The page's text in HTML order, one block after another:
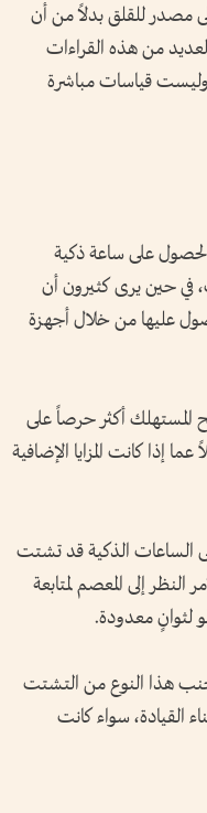
مصدر للقلق بدلاً من أن
من هذه القراءات
وليست قياسات مباشرة
على ساعة ذكية
في حين يرى كثيرون أن
عليها من خلال أجهزة
المستهلك أكثر حرصاً على
إذا كانت المزايا الإضافية
الساعات الذكية قد تشتت
النظر إلى المعصم لمتابعة
لثوانٍ معدودة.
هذا النوع من التشتت
القيادة، سواء كانت